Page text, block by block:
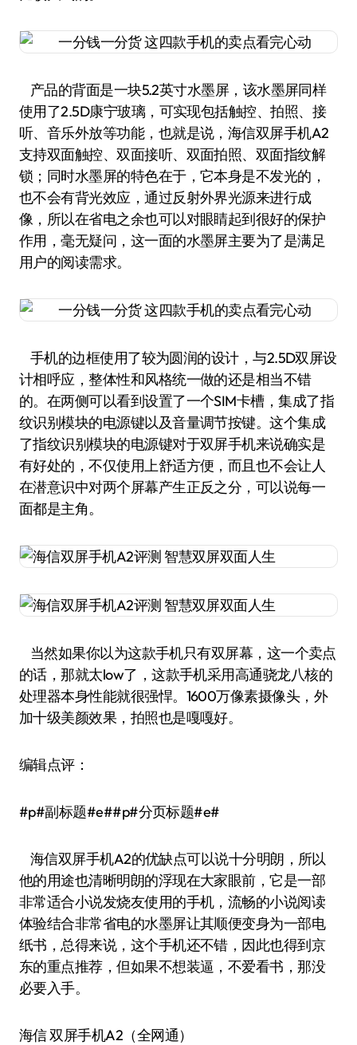
产品的背面是一块5.2英寸水墨屏，该水墨屏同样
使用了2.5D康宁玻璃，可实现包括触控、拍照、接
听、音乐外放等功能，也就是说，海信双屏手机A2
支持双面触控、双面接听、双面拍照、双面指纹解
锁；同时水墨屏的特色在于，它本身是不发光的，
也不会有背光效应，通过反射外界光源来进行成
像，所以在省电之余也可以对眼睛起到很好的保护
作用，毫无疑问，这一面的水墨屏主要为了是满足
用户的阅读需求。
手机的边框使用了较为圆润的设计，与2.5D双屏设
计相呼应，整体性和风格统一做的还是相当不错
的。在两侧可以看到设置了一个SIM卡槽，集成了指
纹识别模块的电源键以及音量调节按键。这个集成
了指纹识别模块的电源键对于双屏手机来说确实是
有好处的，不仅使用上舒适方便，而且也不会让人
在潜意识中对两个屏幕产生正反之分，可以说每一
面都是主角。
当然如果你以为这款手机只有双屏幕，这一个卖点
的话，那就太low了，这款手机采用高通骁龙八核的
处理器本身性能就很强悍。1600万像素摄像头，外
加十级美颜效果，拍照也是嘎嘎好。
编辑点评：
#p#副标题#e##p#分页标题#e#
海信双屏手机A2的优缺点可以说十分明朗，所以
他的用途也清晰明朗的浮现在大家眼前，它是一部
非常适合小说发烧友使用的手机，流畅的小说阅读
体验结合非常省电的水墨屏让其顺便变身为一部电
纸书，总得来说，这个手机还不错，因此也得到京
东的重点推荐，但如果不想装逼，不爱看书，那没
必要入手。
海信 双屏手机A2（全网通）